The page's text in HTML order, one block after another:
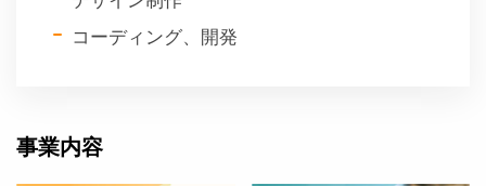
コーディング、開発
事業内容